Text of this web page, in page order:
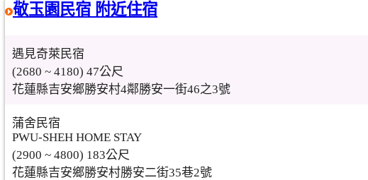
敬玉園民宿 附近住宿
遇見奇萊民宿
(2680 ~ 4180) 47公尺
花蓮縣吉安鄉勝安村4鄰勝安一街46之3號
蒲舍民宿
PWU-SHEH HOME STAY
(2900 ~ 4800) 183公尺
花蓮縣吉安鄉勝安村勝安二街35巷2號